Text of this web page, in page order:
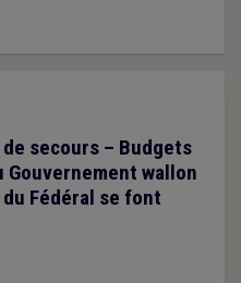
secours – Budgets
Gouvernement wallon
Fédéral se font